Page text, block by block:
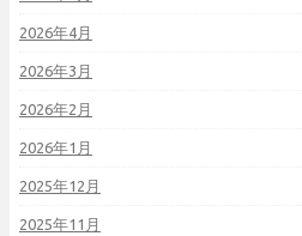
2026年4月
2026年3月
2026年2月
2026年1月
2025年12月
2025年11月